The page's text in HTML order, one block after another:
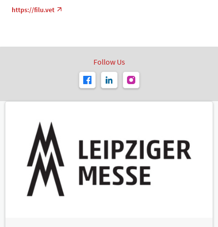
https://filu.vet
Follow Us